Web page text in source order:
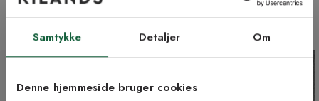
Samtykke Detaljer Om
Denne hjemmeside bruger cookies
700 kr